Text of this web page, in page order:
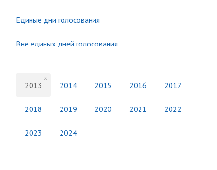
Единые дни голосования
Вне единых дней голосования
2013 2014 2015 2016 2017
2018 2019 2020 2021 2022
2023 2024